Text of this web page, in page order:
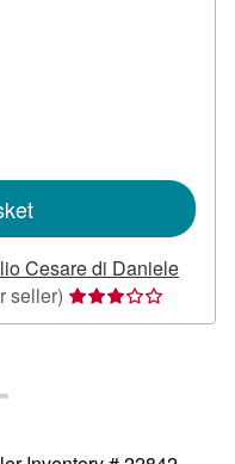
Cesare di Daniele
seller) Seller
rating